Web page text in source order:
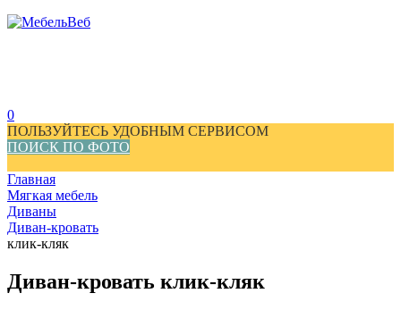
0
ПОЛЬЗУЙТЕСЬ УДОБНЫМ СЕРВИСОМ
ПОИСК ПО ФОТО
Главная
Мягкая мебель
Диваны
Диван-кровать
клик-кляк
Диван-кровать клик-кляк